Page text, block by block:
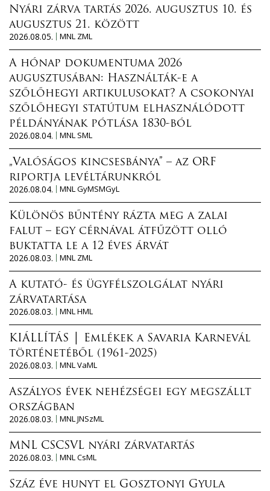
Nyári zárva tartás 2026. augusztus 10. és
augusztus 21. között
2026.08.05.
MNL ZML
A hónap dokumentuma 2026
augusztusában: Használták-e a
szőlőhegyi artikulusokat? A csokonyai
szőlőhegyi statútum elhasználódott
példányának pótlása 1830-ból
2026.08.04.
MNL SML
„Valóságos kincsesbánya” – az ORF
riportja levéltárunkról
2026.08.04.
MNL GyMSMGyL
Különös bűntény rázta meg a zalai
falut – egy cérnával átfűzött olló
buktatta le a 12 éves árvát
2026.08.03.
MNL ZML
A kutató- és ügyfélszolgálat nyári
zárvatartása
2026.08.03.
MNL HML
KIÁLLÍTÁS │ Emlékek a Savaria Karnevál
történetéből (1961-2025)
2026.08.03.
MNL VaML
Aszályos évek nehézségei egy megszállt
országban
2026.08.03.
MNL JNSzML
MNL CSCSVL nyári zárvatartás
2026.08.03.
MNL CsML
Száz éve hunyt el Gosztonyi Gyula